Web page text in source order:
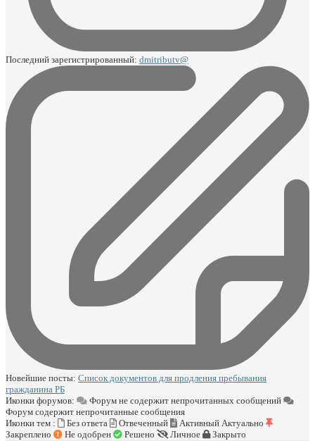
Последний зарегистрированный: dmitributv@
Новейшие посты: Список документов для продления пребывания
гражданина РБ
Иконки форумов:
Форум не содержит непрочитанных сообщений
Форум содержит непрочитанные сообщения
Иконки тем :
Без ответа Отвеченный Активный Актуально
Закреплено
Не одобрен Решено Личное Закрыто